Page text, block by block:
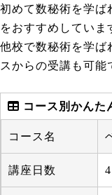
初めて数秘術を学ば
をおすすめしていま
他校で数秘術を学ば
スからの受講も可能
コース別かんた
コース名
講座日数